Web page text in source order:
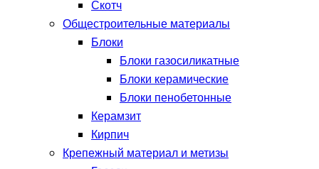
Скотч
Общестроительные материалы
Блоки
Блоки газосиликатные
Блоки керамические
Блоки пенобетонные
Керамзит
Кирпич
Крепежный материал и метизы